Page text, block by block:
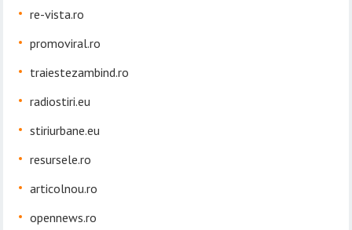
re-vista.ro
promoviral.ro
traiestezambind.ro
radiostiri.eu
stiriurbane.eu
resursele.ro
articolnou.ro
opennews.ro